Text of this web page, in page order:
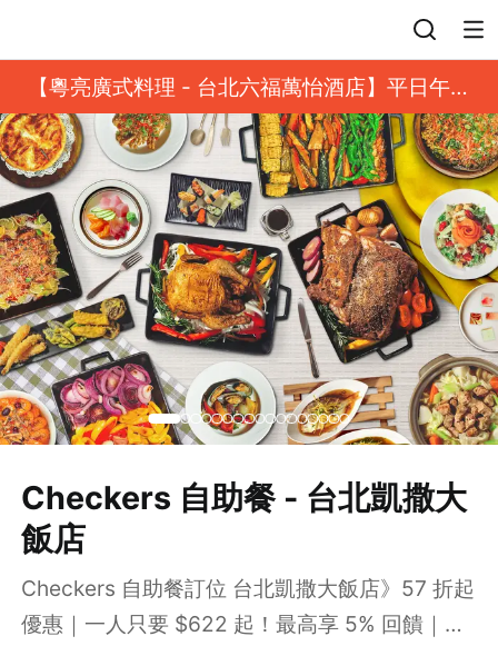
【粵亮廣式料理 - 台北六福萬怡酒店】平日午餐
8 折起｜靓港點套餐
Checkers 自助餐 - 台北凱撒大
飯店
Checkers 自助餐訂位 台北凱撒大飯店》57 折起
優惠｜一人只要 $622 起！最高享 5% 回饋｜再